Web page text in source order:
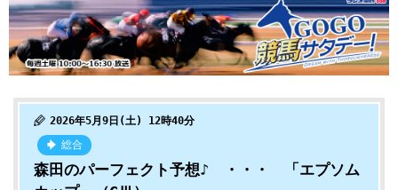
2026年5月9日(土) 12時40分
総合
森田のパーフェクト予想♪ ・・・ 「エプソム